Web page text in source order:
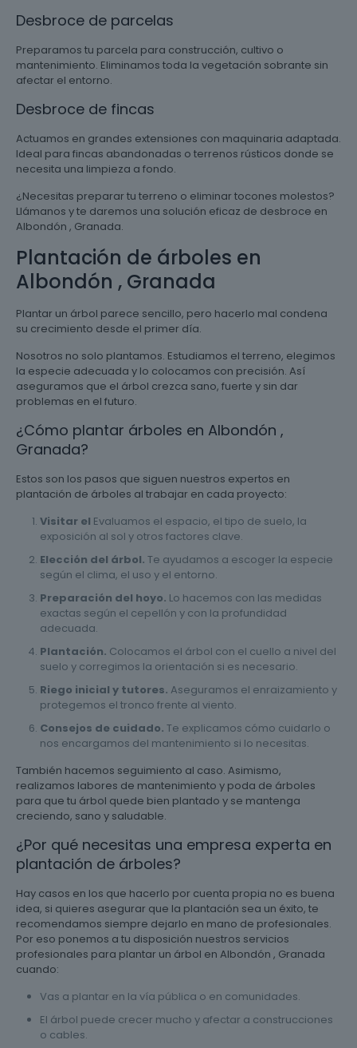
Desbroce de parcelas
Preparamos tu parcela para construcción, cultivo o
mantenimiento. Eliminamos toda la vegetación sobrante sin
afectar el entorno.
Desbroce de fincas
Actuamos en grandes extensiones con maquinaria adaptada.
Ideal para fincas abandonadas o terrenos rústicos donde se
necesita una limpieza a fondo.
¿Necesitas preparar tu terreno o eliminar tocones molestos?
Llámanos y te daremos una solución eficaz de desbroce en
Albondón , Granada.
Plantación de árboles en
Albondón , Granada
Plantar un árbol parece sencillo, pero hacerlo mal condena
su crecimiento desde el primer día.
Nosotros no solo plantamos. Estudiamos el terreno, elegimos
la especie adecuada y lo colocamos con precisión. Así
aseguramos que el árbol crezca sano, fuerte y sin dar
problemas en el futuro.
¿Cómo plantar árboles en Albondón ,
Granada?
Estos son los pasos que siguen nuestros expertos en
plantación de árboles al trabajar en cada proyecto:
Visitar el Evaluamos el espacio, el tipo de suelo, la
exposición al sol y otros factores clave.
Elección del árbol. Te ayudamos a escoger la especie
según el clima, el uso y el entorno.
Preparación del hoyo. Lo hacemos con las medidas
exactas según el cepellón y con la profundidad
adecuada.
Plantación. Colocamos el árbol con el cuello a nivel del
suelo y corregimos la orientación si es necesario.
Riego inicial y tutores. Aseguramos el enraizamiento y
protegemos el tronco frente al viento.
Consejos de cuidado. Te explicamos cómo cuidarlo o
nos encargamos del mantenimiento si lo necesitas.
También hacemos seguimiento al caso. Asimismo,
realizamos labores de mantenimiento y poda de árboles
para que tu árbol quede bien plantado y se mantenga
creciendo, sano y saludable.
¿Por qué necesitas una empresa experta en
plantación de árboles?
Hay casos en los que hacerlo por cuenta propia no es buena
idea, si quieres asegurar que la plantación sea un éxito, te
recomendamos siempre dejarlo en mano de profesionales.
Por eso ponemos a tu disposición nuestros servicios
profesionales para plantar un árbol en Albondón , Granada
cuando:
Vas a plantar en la vía pública o en comunidades.
El árbol puede crecer mucho y afectar a construcciones
o cables.